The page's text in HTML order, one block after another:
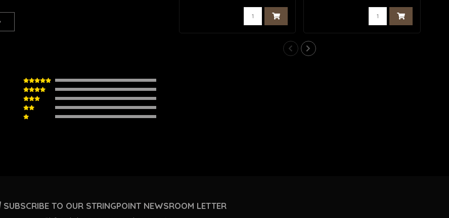
SUBSCRIBE TO OUR STRINGPOINT NEWSROOM LETTER